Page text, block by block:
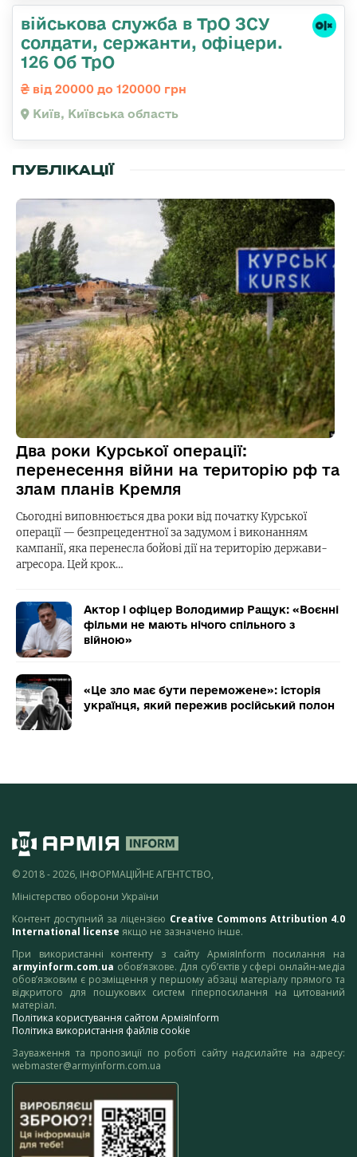
військова служба в ТрО ЗСУ
солдати, сержанти, офіцери.
126 Об ТрО
від 20000 до 120000 грн
Київ, Київська область
ПУБЛІКАЦІЇ
Два роки Курської операції:
перенесення війни на територію рф та
злам планів Кремля
Сьогодні виповнюється два роки від початку Курської
операції — безпрецедентної за задумом і виконанням
кампанії, яка перенесла бойові дії на територію держави-
агресора. Цей крок…
Актор і офіцер Володимир Ращук: «Воєнні
фільми не мають нічого спільного з
війною»
«Це зло має бути переможене»: історія
українця, який пережив російський полон
© 2018 - 2026, ІНФОРМАЦІЙНЕ АГЕНТСТВО,
Міністерство оборони України
Контент доступний за ліцензією Creative Commons Attribution 4.0
International license якщо не зазначено інше.
При використанні контенту з сайту АрміяInform посилання на
armyinform.com.ua обов’язкове. Для суб’єктів у сфері онлайн-медіа
обов’язковим є розміщення у першому абзаці матеріалу прямого та
відкритого для пошукових систем гіперпосилання на цитований
матеріал.
Політика користування сайтом АрміяInform
Політика використання файлів cookie
Зауваження та пропозиції по роботі сайту надсилайте на адресу:
webmaster@armyinform.com.ua